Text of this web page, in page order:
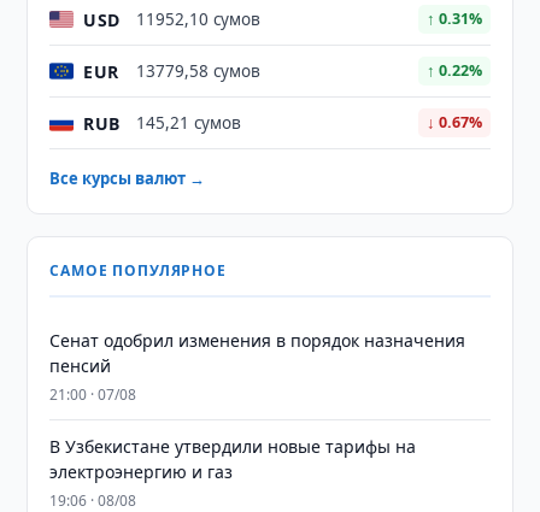
USD 11952,10 сумов ↑ 0.31%
EUR 13779,58 сумов ↑ 0.22%
RUB 145,21 сумов ↓ 0.67%
Все курсы валют →
САМОЕ ПОПУЛЯРНОЕ
Сенат одобрил изменения в порядок назначения
пенсий
21:00 · 07/08
В Узбекистане утвердили новые тарифы на
электроэнергию и газ
19:06 · 08/08